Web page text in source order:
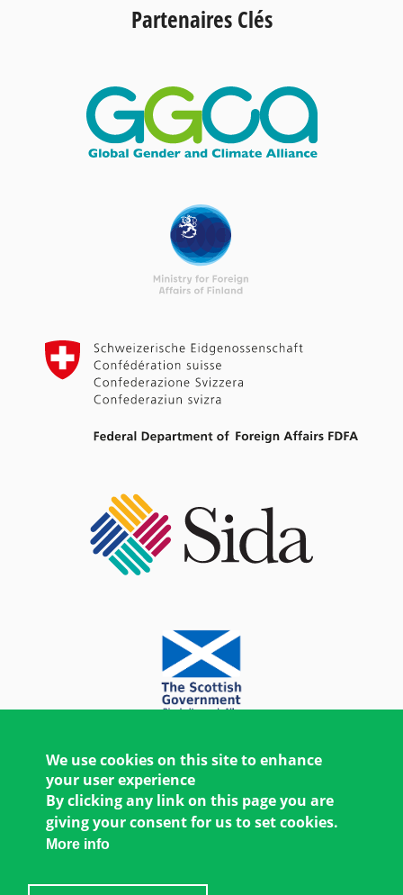
Partenaires Clés
We use cookies on this site to enhance
your user experience
By clicking any link on this page you are
giving your consent for us to set cookies.
More info